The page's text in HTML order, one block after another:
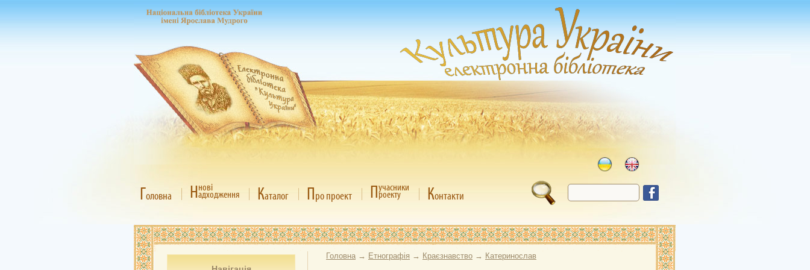
Головна Ннові
адходження Каталог Про проект Пучасники
роекту Контакти
Головна → Етнографія → Краєзнавство → Катеринослав